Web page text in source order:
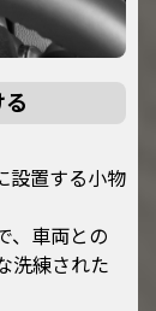
設置する小物
、車両との
洗練された